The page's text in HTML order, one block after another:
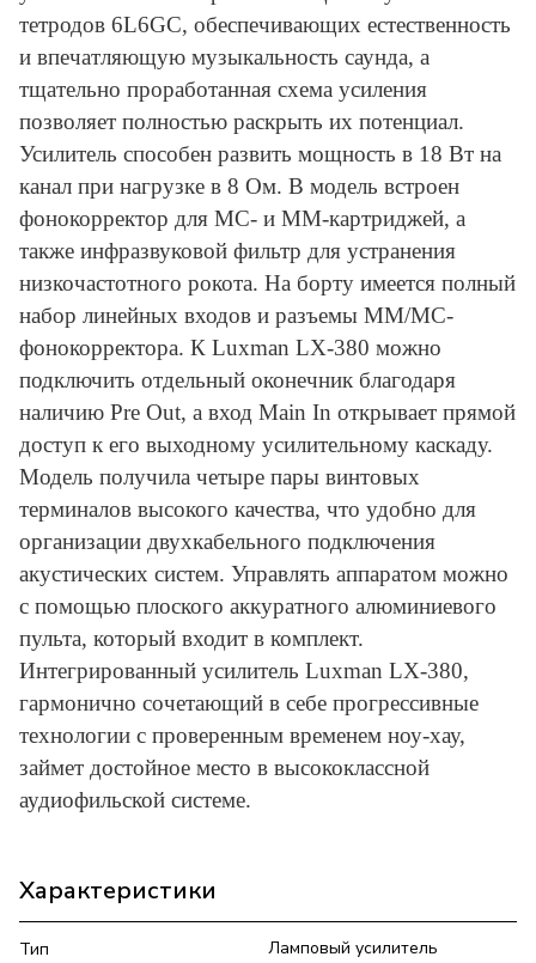
тетродов 6L6GC, обеспечивающих естественность
и впечатляющую музыкальность саунда, а
тщательно проработанная схема усиления
позволяет полностью раскрыть их потенциал.
Усилитель способен развить мощность в 18 Вт на
канал при нагрузке в 8 Ом. В модель встроен
фонокорректор для MC- и MM-картриджей, а
также инфразвуковой фильтр для устранения
низкочастотного рокота. На борту имеется полный
набор линейных входов и разъемы MM/MC-
фонокорректора. К Luxman LX-380 можно
подключить отдельный оконечник благодаря
наличию Pre Out, а вход Main In открывает прямой
доступ к его выходному усилительному каскаду.
Модель получила четыре пары винтовых
терминалов высокого качества, что удобно для
организации двухкабельного подключения
акустических систем. Управлять аппаратом можно
с помощью плоского аккуратного алюминиевого
пульта, который входит в комплект.
Интегрированный усилитель Luxman LX-380,
гармонично сочетающий в себе прогрессивные
технологии с проверенным временем ноу-хау,
займет достойное место в высококлассной
аудиофильской системе.
Характеристики
Тип Ламповый усилитель